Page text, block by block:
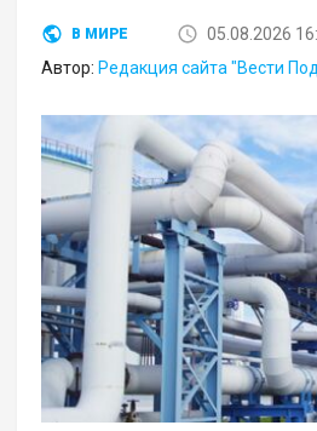
В МИРЕ
05.08.2026
Автор: Редакция сайта "Вести